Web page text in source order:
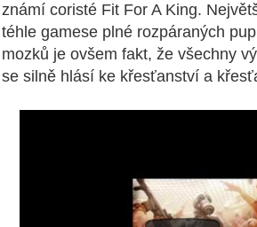
známí coristé Fit For A King.
téhle gamese plné rozpáraných
mozků je ovšem fakt, že všechny
se silně hlásí ke křesťanství a